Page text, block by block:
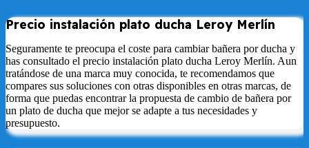
Precio instalación plato ducha Leroy Merlín
Seguramente te preocupa el coste para cambiar bañera por ducha y
has consultado el precio instalación plato ducha Leroy Merlín. Aun
tratándose de una marca muy conocida, te recomendamos que
compares sus soluciones con otras disponibles en otras marcas, de
forma que puedas encontrar la propuesta de cambio de bañera por
un plato de ducha que mejor se adapte a tus necesidades y
presupuesto.